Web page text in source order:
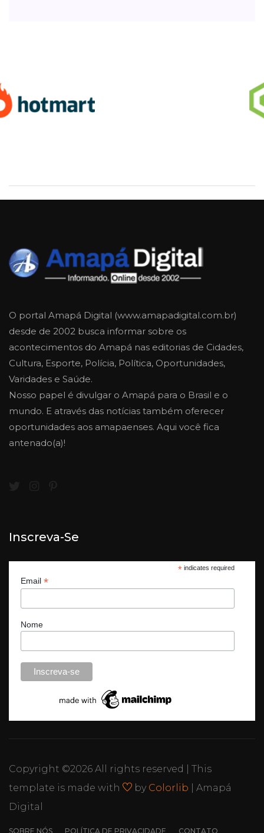
O portal Amapá Digital (www.amapadigital.com.br)
desde de 2002 busca informar sobre os
acontecimentos do Amapá nas editorias de Cidades,
Cultura, Esporte, Polícia, Política, Oportunidades,
Varidades e Saúde.
Nosso papel é divulgar o Amapá para o Brasil e o
mundo. E através das notícias também oferecer
oportunidades aos amapaenses. Aqui você fica
antenado(a)!
Inscreva-Se
*indicates required
Email *
Nome
Copyright ©2026 All rights reserved | This
template is made with
by Colorlib | Amapá
Digital
SOBRE NÓS POLÍTICA DE PRIVACIDADE CONTATO